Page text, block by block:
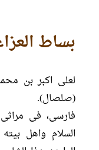
بساط
لعلی اکبر بن
(صلصال).
فارسی، فی
السلام واهل